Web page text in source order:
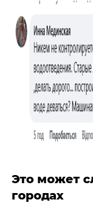
Это может
городах